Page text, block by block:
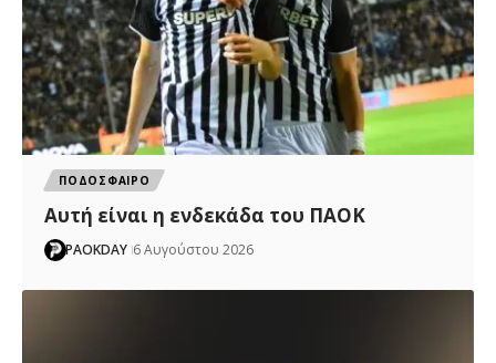
ΠΟΔΟΣΦΑΙΡΟ
Αυτή είναι η ενδεκάδα του ΠΑΟΚ
PAOKDAY 6 Αυγούστου 2026